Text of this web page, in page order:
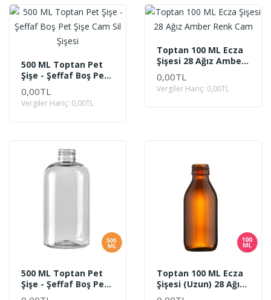
500 ML Toptan Pet
Şişe - Şeffaf Boş Pet
Şişe Cam Sil Şişesi
0,00TL
Vergiler Hariç: 0,00TL
Toptan 100 ML Ecza
Şişesi 28 Ağız Amber
Renk Cam
0,00TL
Vergiler Hariç: 0,00TL
500 ML Toptan Pet
Şişe - Şeffaf Boş Pet
Şişe - ZEY
Toptan 100 ML Ecza
Şişesi (Uzun) 28 Ağız
Amber Renk Cam